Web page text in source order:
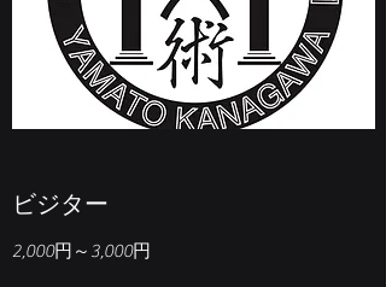
​​ビジター
2,000円～3,000円